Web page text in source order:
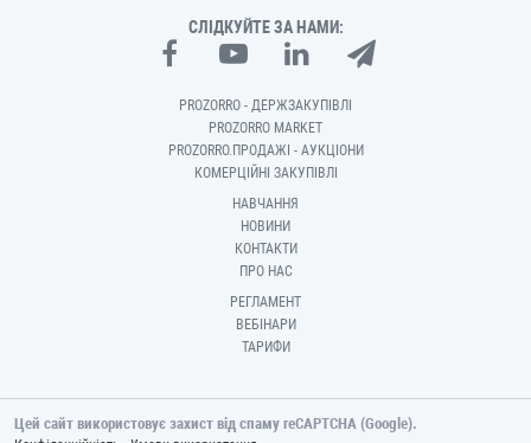
СЛІДКУЙТЕ ЗА НАМИ:
PROZORRO - ДЕРЖЗАКУПІВЛІ
PROZORRO MARKET
PROZORRO.ПРОДАЖІ - АУКЦІОНИ
КОМЕРЦІЙНІ ЗАКУПІВЛІ
НАВЧАННЯ
НОВИНИ
КОНТАКТИ
ПРО НАС
РЕГЛАМЕНТ
ВЕБІНАРИ
ТАРИФИ
Цей сайт використовує захист від спаму reCAPTCHA (Google).